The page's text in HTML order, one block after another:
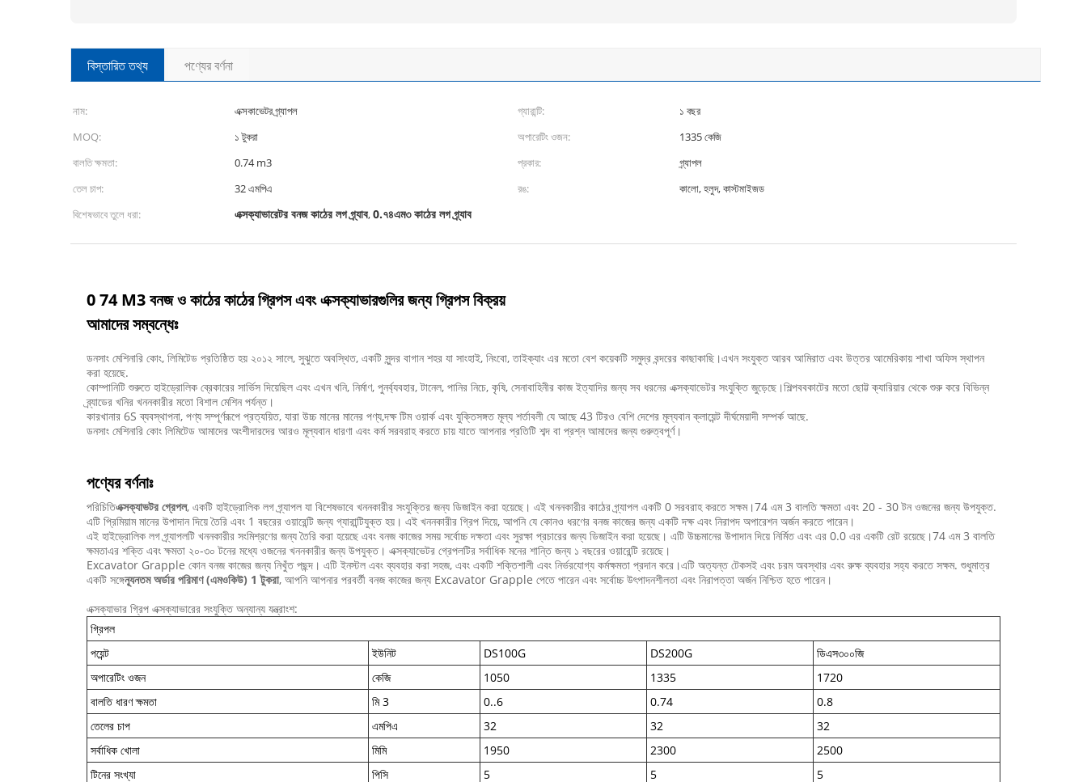
বিস্তারিত তথ্য পণ্যের বর্ণনা
নাম: এক্সকাভেটর গ্র্যাপল গ্যারান্টি:
১ বছর
MOQ:
১ টুকরা অপারেটিং ওজন:
1335 কেজি
বালতি ক্ষমতা:
0.74 m3 প্রকার:
গ্র্যাপল
তেল চাপ:
32 এমপিএ রঙ:
কালো, হলুদ, কাস্টমাইজড
বিশেষভাবে তুলে ধরা:
এক্সক্যাভারেটর বনজ কাঠের লগ গ্র্যাব,0.৭৪এম৩ কাঠের লগ গ্র্যাব
0 74 M3 বনজ ও কাঠের কাঠের গ্রিপস এবং এক্সক্যাভারগুলির জন্য গ্রিপস বিক্রয়
আমাদের সম্বন্ধেঃ
ডনসাং মেশিনারি কোং, লিমিটেড প্রতিষ্ঠিত হয় ২০১২ সালে, সুঝুতে অবস্থিত, একটি সুন্দর বাগান শহর যা সাংহাই, নিংবো, তাইক্যাং এর মতো বেশ কয়েকটি সমুদ্র বন্দরের কাছাকাছি।এখন সংযুক্ত আরব আমিরাত এবং উত্তর আমেরিকায় শাখা অফিস স্থাপন
করা হয়েছে.
কোম্পানিটি শুরুতে হাইড্রোলিক ব্রেকারের সার্ভিস দিয়েছিল এবং এখন খনি, নির্মাণ, পুনর্ব্যবহার, টানেল, পানির নিচে, কৃষি, সেনাবাহিনীর কাজ ইত্যাদির জন্য সব ধরনের এক্সক্যাভেটর সংযুক্তি জুড়েছে।শিল্পববকাটের মতো ছোট্ট ক্যারিয়ার থেকে শুরু করে বিভিন্ন
ব্র্যাডের খনির খননকারীর মতো বিশাল মেশিন পর্যন্ত।
কারখানার 6S ব্যবস্থাপনা, পণ্য সম্পূর্ণরূপে প্রত্যয়িত, যারা উচ্চ মানের মানের পণ্য,দক্ষ টিম ওয়ার্ক এবং যুক্তিসঙ্গত মূল্য শর্তাবলী যে আছে 43 টিরও বেশি দেশের মূল্যবান ক্লায়েন্ট দীর্ঘমেয়াদী সম্পর্ক আছে.
ডনসাং মেশিনারি কোং লিমিটেড আমাদের অংশীদারদের আরও মূল্যবান ধারণা এবং কর্ম সরবরাহ করতে চায় যাতে আপনার প্রতিটি শব্দ বা প্রশ্ন আমাদের জন্য গুরুত্বপূর্ণ।
পণ্যের বর্ণনাঃ
পরিচিতিএক্সক্যাভটর গ্রেপল, একটি হাইড্রোলিক লগ গ্র্যাপল যা বিশেষভাবে খননকারীর সংযুক্তির জন্য ডিজাইন করা হয়েছে। এই খননকারীর কাঠের গ্র্যাপল একটি 0 সরবরাহ করতে সক্ষম।74 এম 3 বালতি ক্ষমতা এবং 20 - 30 টন ওজনের জন্য উপযুক্ত.
এটি প্রিমিয়াম মানের উপাদান দিয়ে তৈরি এবং 1 বছরের ওয়ারেন্টি জন্য গ্যারান্টিযুক্ত হয়। এই খননকারীর গ্রিপ দিয়ে, আপনি যে কোনও ধরণের বনজ কাজের জন্য একটি দক্ষ এবং নিরাপদ অপারেশন অর্জন করতে পারেন।
এই হাইড্রোলিক লগ গ্র্যাপলটি খননকারীর সংমিশ্রণের জন্য তৈরি করা হয়েছে এবং বনজ কাজের সময় সর্বোচ্চ দক্ষতা এবং সুরক্ষা প্রচারের জন্য ডিজাইন করা হয়েছে। এটি উচ্চমানের উপাদান দিয়ে নির্মিত এবং এর 0.0 এর একটি রেট রয়েছে।74 এম 3 বালতি
ক্ষমতাএর শক্তি এবং ক্ষমতা ২০-৩০ টনের মধ্যে ওজনের খননকারীর জন্য উপযুক্ত। এক্সক্যাভেটর গ্রেপলটির সর্বাধিক মনের শান্তি জন্য ১ বছরের ওয়ারেন্টি রয়েছে।
Excavator Grapple কোন বনজ কাজের জন্য নিখুঁত পছন্দ। এটি ইনস্টল এবং ব্যবহার করা সহজ, এবং একটি শক্তিশালী এবং নির্ভরযোগ্য কর্মক্ষমতা প্রদান করে।এটি অত্যন্ত টেকসই এবং চরম অবস্থার এবং রুক্ষ ব্যবহার সহ্য করতে সক্ষম. শুধুমাত্র
একটি সঙ্গেন্যূনতম অর্ডার পরিমাণ (এমওকিউ) 1 টুকরা, আপনি আপনার পরবর্তী বনজ কাজের জন্য Excavator Grapple পেতে পারেন এবং সর্বোচ্চ উৎপাদনশীলতা এবং নিরাপত্তা অর্জন নিশ্চিত হতে পারেন।
এক্সক্যাভার গ্রিপ এক্সক্যাভারের সংযুক্তি অন্যান্য যন্ত্রাংশ:
গ্রিপল
পয়েন্ট
ইউনিট DS100G DS200G
ডিএস৩০০জি
অপারেটিং ওজন
কেজি 1050 1335
1720
বালতি ধারণ ক্ষমতা
মি 3 0..6 0.74
0.8
তেলের চাপ
এমপিএ 32 32
32
সর্বাধিক খোলা
মিমি 1950 2300
2500
টিনের সংখ্যা
পিসি 5 5
5